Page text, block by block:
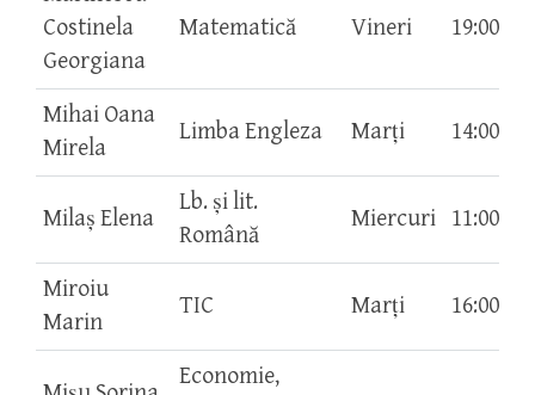
Costinela
Georgiana
Matematică Vineri 19:00-
Mihai Oana
Mirela
Limba Engleza Marți 14:00-
Milaș Elena
Lb. și lit.
Română
Miercuri 11:00-
Miroiu
Marin
TIC Marți 16:00-
Economie,